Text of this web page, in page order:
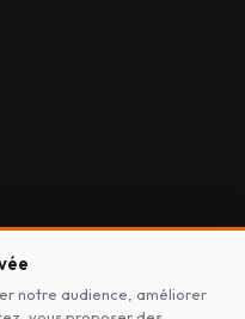
notre audience, améliorer